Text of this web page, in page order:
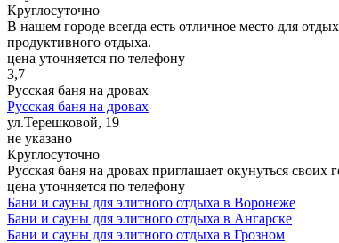
Круглосуточно
В нашем городе всегда есть отличное место для
продуктивного отдыха.
цена уточняется по телефону
3,7
Русская баня на дровах
Русская баня на дровах
ул.Терешковой, 19
не указано
Круглосуточно
Русская баня на дровах приглашает окунуться
цена уточняется по телефону
Бани и сауны для элитного отдыха в Воронеже
Бани и сауны для элитного отдыха в Ангарске
Бани и сауны для элитного отдыха в Грозном